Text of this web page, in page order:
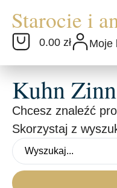
0.00 zł Moje
Kuhn Zinn
Chcesz znaleźć
Skorzystaj z